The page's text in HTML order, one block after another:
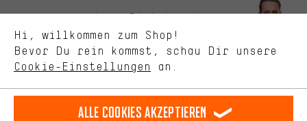
Lass Dich beraten
Terminbuchung
Kontaktformular
Unsere Datenschutzerklärung
Hi, willkommen zum Shop!
Bevor Du rein kommst, schau Dir unsere
Cookie-Einstellungen an.
Uns interessiert, was Du in unserem Shop suchst und brauchst.
selbst Einfluss auf die Verbesserung unserer Webseite und
unseres Shop-Angebots.
Dein Shopping-Erlebnis wird komfortabler. Mit Komfort-Cookies
stellen wir Verknüpfungen zu Social Media Plattformen her. So
Alle Cookies akzeptieren